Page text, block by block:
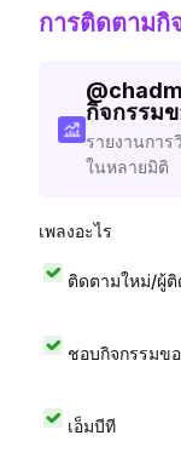
การติดตามกิ
@
กิจกรรม
รายงานกา
ในหลายมิติ
เพลงอะไร
ติดตามใหม่/ผู้
ชอบกิจกรรมข
เอ็มบีที